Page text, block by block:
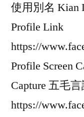
使用別名 Kian
Profile Link
https://
Profile Screen
Capture 五毛
https://